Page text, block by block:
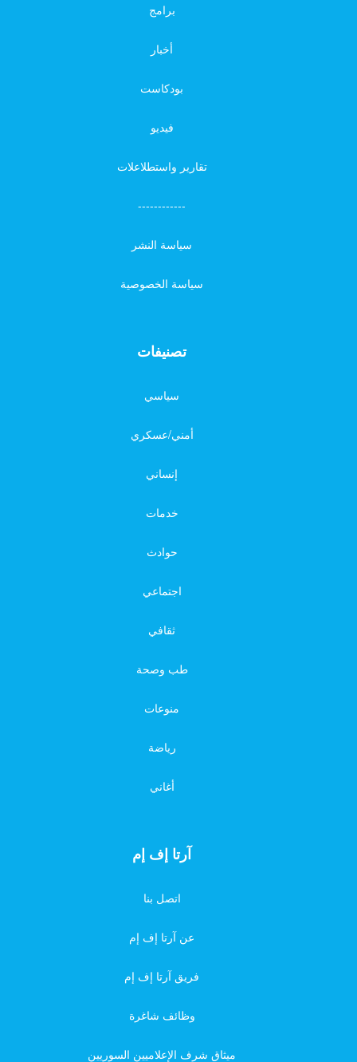
برامج
أخبار
بودكاست
فيديو
تقارير واستطلاعلات
------------
سياسة النشر
سياسة الخصوصية
تصنيفات
سياسي
أمني/عسكري
إنساني
خدمات
حوادث
اجتماعي
ثقافي
طب وصحة
منوعات
رياضة
أغاني
آرتا إف إم
اتصل بنا
عن آرتا إف إم
فريق آرتا إف إم
وظائف شاغرة
ميثاق شرف الإعلاميين السوريين